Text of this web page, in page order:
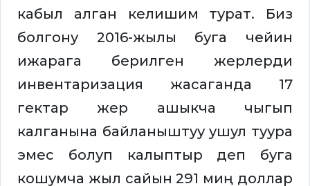
кабыл алган келишим турат. Биз
болгону 2016-жылы буга чейин
ижарага берилген жерлерди
инвентаризация жасаганда 17
гектар жер ашыкча чыгып
калганына байланыштуу ушул туура
эмес болуп калыптыр деп буга
кошумча жыл сайын 291 миң доллар